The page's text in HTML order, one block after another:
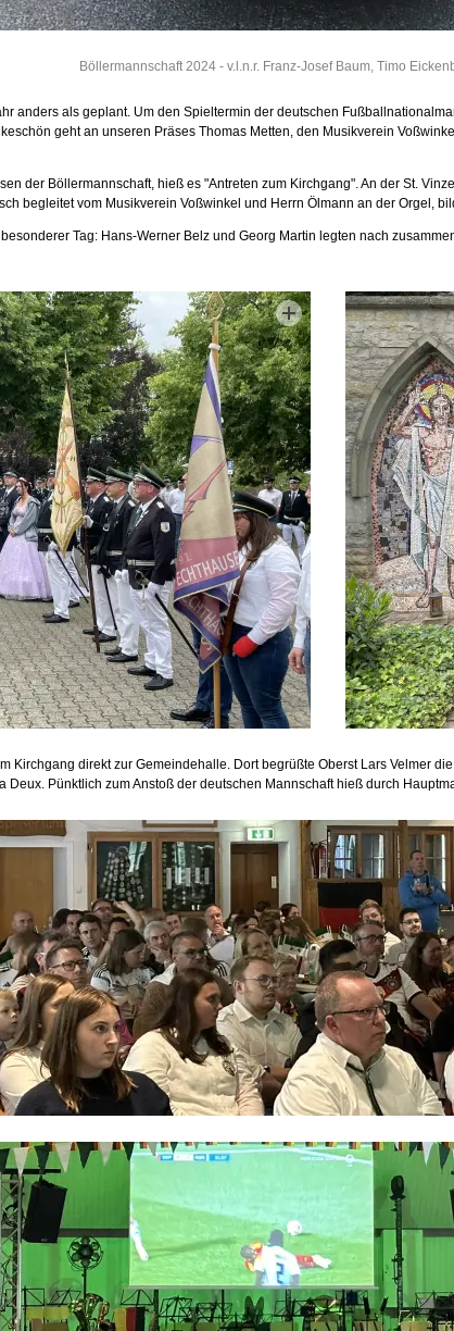
Böllermannschaft 2024 - v.l.n.r. Franz-Josef Baum, Timo
anders als geplant. Um den Spieltermin der deutschen
geht an unseren Präses Thomas Metten, den Musikverein
der Böllermannschaft, hieß es "Antreten zum Kirchgang". An der St.
begleitet vom Musikverein Voßwinkel und Herrn Ölmann an der Orgel,
Tag: Hans-Werner Belz und Georg Martin legten nach
Kirchgang direkt zur Gemeindehalle. Dort begrüßte Oberst Lars Velmer
Pünktlich zum Anstoß der deutschen Mannschaft hieß durch